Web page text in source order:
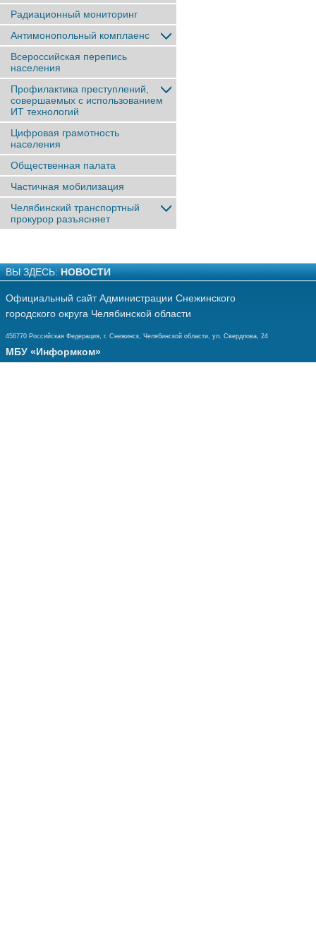
Радиационный мониторинг
Антимонопольный комплаенс
Всероссийская перепись
населения
Профилактика преступлений,
совершаемых с использованием
ИТ технологий
Цифровая грамотность
населения
Общественная палата
Частичная мобилизация
Челябинский транспортный
прокурор разъясняет
ВЫ ЗДЕСЬ: НОВОСТИ
Официальный сайт Администрации Снежинского
городского округа Челябинской области
456770 Российская Федерация, г. Снежинск, Челябинской области, ул. Свердлова, 24
МБУ «Информком»